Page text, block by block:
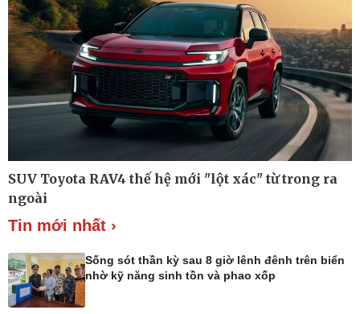
Hồ sơ
E-Magazine
Infographic
Bất động sản
Khởi nghiệp
Thị trường
Giá vàng
Tiêu dùng
SUV Toyota RAV4 thế hệ mới "lột xác" từ trong ra
ngoài
Tin mới nhất ›
Sống sót thần kỳ sau 8 giờ lênh đênh trên biển
nhờ kỹ năng sinh tồn và phao xốp